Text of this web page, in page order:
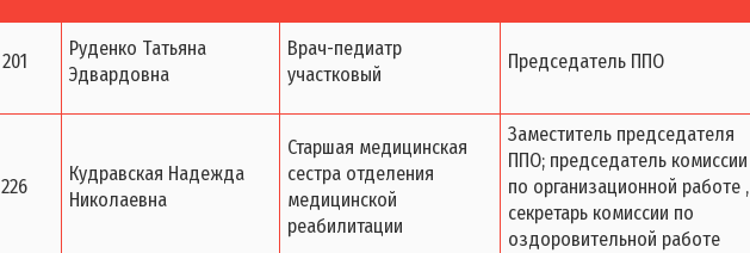
201
Руденко Татьяна
Эдвардовна
Врач-педиатр
участковый
Председатель ППО
226
Кудравская Надежда
Николаевна
Старшая медицинская
сестра отделения
медицинской
реабилитации
Заместитель председателя
ППО; председатель комиссии
по организационной работе ,
секретарь комиссии по
оздоровительной работе